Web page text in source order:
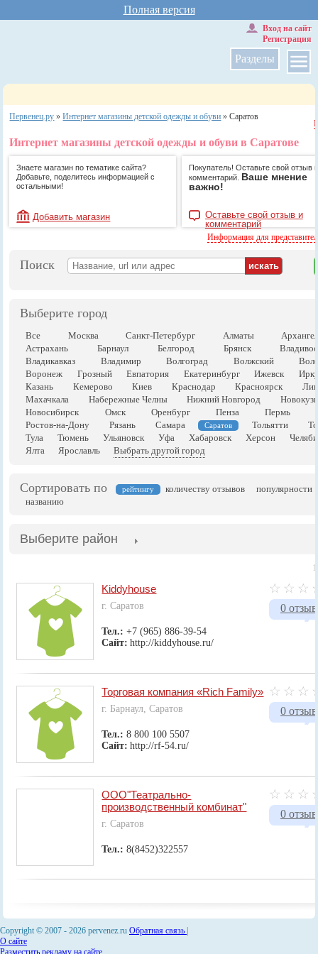
Полная версия
Разделы
Вход на сайт
Регистрация
Первенец.ру »Интернет магазины детской одежды и обуви »Саратов
Интернет магазины детской одежды и обуви в Саратове
Знаете магазин по тематике сайта?
Добавьте, поделитесь информацией с
остальными!
Добавить магазин
Покупатель! Оставьте свой отзыв и
комментарий. Ваше мнение
важно!
Оставьте свой отзыв и
комментарий
Информация для
Поиск
Выберите город
Все Москва Санкт-Петербург Алматы
Астрахань
Барнаул Белгород Брянск
Владикавказ
Владимир Волгоград Волжский
Воронеж
Грозный Евпатория Екатеринбург Ижевск
Казань
Кемерово Киев Краснодар Красноярск
Махачкала
Набережные Челны Нижний Новгород
Новосибирск
Омск Оренбург Пенза Пермь
Ростов-на-Дону
Рязань Самара Саратов Тольятти
Тула
Тюмень Ульяновск Уфа Хабаровск Херсон
Ялта
Ярославль Выбрать другой город
Сортировать по рейтингу количеству отзывов
популярности
названию
Выберите район
0
Kiddyhouse
г. Саратов
Тел.:+7 (965) 886-39-54
Сайт: http://kiddyhouse.ru/
0
Торговая компания «Rich Family»
г. Барнаул, Саратов
Тел.:8 800 100 5507
Сайт: http://rf-54.ru/
0
ООО"Театрально-
производственный комбинат"
г. Саратов
Тел.:8(8452)322557
Copyright © 2007 - 2026 pervenez.ru Обратная связь
О сайте
Разместить рекламу на сайте